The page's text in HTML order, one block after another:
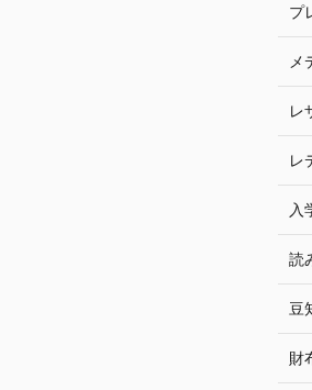
プ
メ
レ
レ
入
読
豆
財